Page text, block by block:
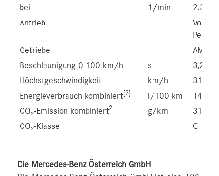
bei
1/min
Antrieb
Getriebe
AMG
Beschleunigung 0-100 km/h
s
3,2
Höchstgeschwindigkeit
km/h
317
Energieverbrauch kombiniert [2] l/100 km
14,1
CO₂-Emission kombiniert2 g/km
319
CO₂-Klasse
G
Die Mercedes-Benz Österreich GmbH